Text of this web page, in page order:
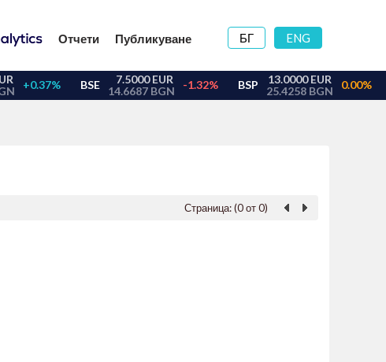
БГ ENG
Отчети Публикуване
Страница: (0 от 0)